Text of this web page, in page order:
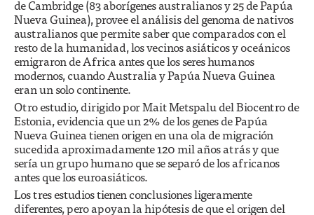
de Cambridge (83 aborígenes australianos y 25 de Papúa
Nueva Guinea), provee el análisis del genoma de nativos
australianos que permite saber que comparados con el
resto de la humanidad, los vecinos asiáticos y oceánicos
emigraron de Africa antes que los seres humanos
modernos, cuando Australia y Papúa Nueva Guinea
eran un solo continente.
Otro estudio, dirigido por Mait Metspalu del Biocentro de
Estonia, evidencia que un 2% de los genes de Papúa
Nueva Guinea tienen origen en una ola de migración
sucedida aproximadamente 120 mil años atrás y que
sería un grupo humano que se separó de los africanos
antes que los euroasiáticos.
Los tres estudios tienen conclusiones ligeramente
diferentes, pero apoyan la hipótesis de que el origen del